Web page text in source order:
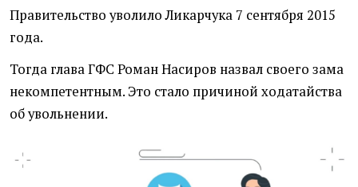
Правительство уволило Ликарчука 7 сентября 2015
года.
Тогда глава ГФС Роман Насиров назвал своего зама
некомпетентным. Это стало причиной ходатайства
об увольнении.